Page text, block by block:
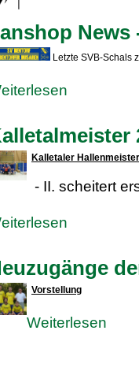
News
Letzte SVB-Schals
Kalletaler
- II. scheitert
Vorstellung
Weiterlesen